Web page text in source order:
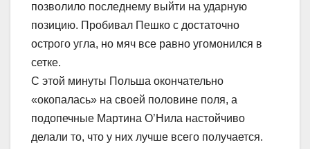
позволило последнему выйти на ударную
позицию. Пробивал Пешко с достаточно
острого угла, но мяч все равно угомонился в
сетке.
С этой минуты Польша окончательно
«окопалась» на своей половине поля, а
подопечные Мартина О’Нила настойчиво
делали то, что у них лучше всего получается.